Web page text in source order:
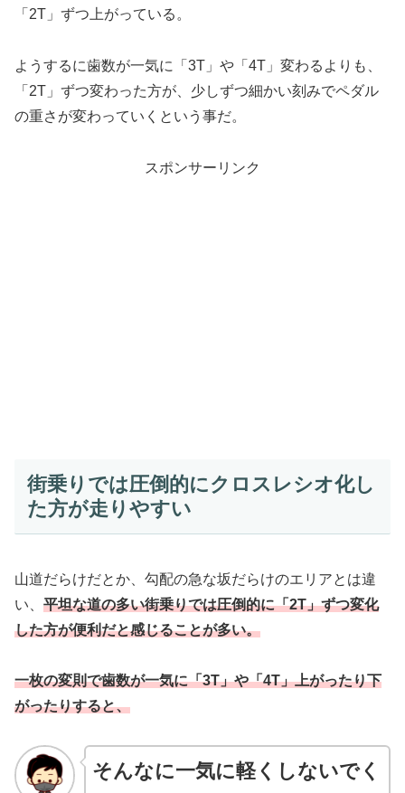
「2T」ずつ上がっている。
ようするに歯数が一気に「3T」や「4T」変わるよりも、
「2T」ずつ変わった方が、少しずつ細かい刻みでペダル
の重さが変わっていくという事だ。
スポンサーリンク
街乗りでは圧倒的にクロスレシオ化し
た方が走りやすい
山道だらけだとか、勾配の急な坂だらけのエリアとは違
い、 平坦な道の多い街乗りでは圧倒的に「2T」ずつ変化
した方が便利だと感じることが多い。
一枚の変則で歯数が一気に「3T」や「4T」上がったり下
がったりすると、
そんなに一気に軽くしないでく